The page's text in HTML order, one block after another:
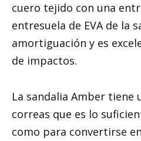
cuero tejido con una
entresuela de EVA de la
amortiguación y es
de impactos.
La sandalia Amber tiene
correas que es lo
como para convertirse